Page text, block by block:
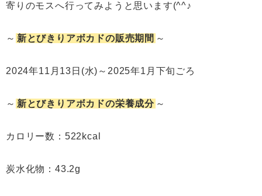
寄りのモスへ行ってみようと思います(^^♪
～ 新とびきりアボカドの販売期間 ～
2024年11月13日(水)～2025年1月下旬ごろ
～ 新とびきりアボカドの栄養成分 ～
カロリー数：522kcal
炭水化物：43.2g